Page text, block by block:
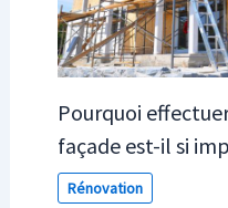
Pourquoi
façade est-il si
Rénovation